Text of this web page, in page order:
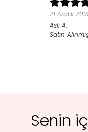
21 Aralık
Aslı A.
Satın
Senin